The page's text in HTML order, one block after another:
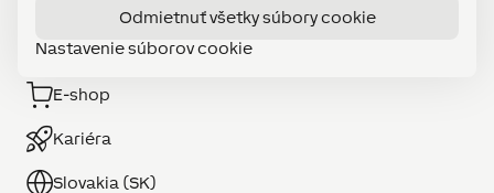
Odmietnuť všetky súbory cookie
Nastavenie súborov cookie
Stať sa LOXONE Partnerom
E-shop
Kariéra
Slovakia (SK)